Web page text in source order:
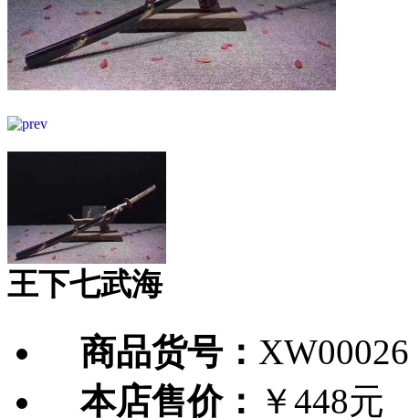
王下七武海
商品货号：
本店售价： ￥448元